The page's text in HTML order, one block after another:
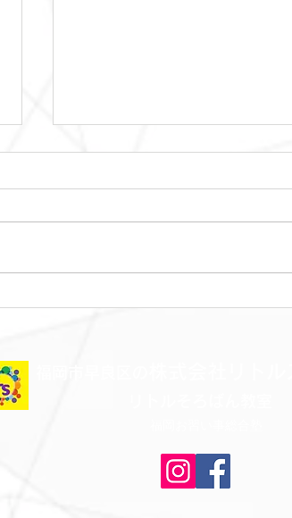
金曜日レッスンスター